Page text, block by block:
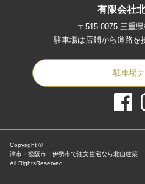
有限会社
〒515-0075 三重
駐車場は店鋪から道路を
駐車場
Copyright ©
津市・松阪市・伊勢市で注文住宅なら北山建築
All RightsReserved.